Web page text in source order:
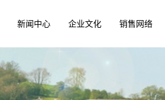
新闻中心 企业文化 销售网络